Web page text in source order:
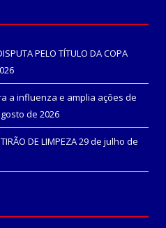
PELO TÍTULO DA COPA
a influenza e amplia ações de
de 2026
DE LIMPEZA29 de julho de